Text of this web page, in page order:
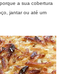
a sua cobertura
jantar ou até um